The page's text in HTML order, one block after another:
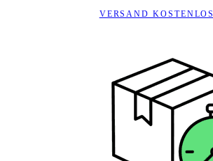
VERSAND KOSTENLOS